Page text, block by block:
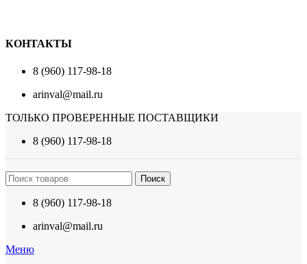
КОНТАКТЫ
8 (960) 117-98-18
arinval@mail.ru
ТОЛЬКО ПРОВЕРЕННЫЕ ПОСТАВЩИКИ
8 (960) 117-98-18
Поиск
8 (960) 117-98-18
arinval@mail.ru
Меню